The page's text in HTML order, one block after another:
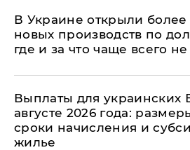
В Украине открыли более
новых производств по
где и за что чаще всего не
Выплаты для украинских
августе 2026 года:
сроки начисления и
жилье